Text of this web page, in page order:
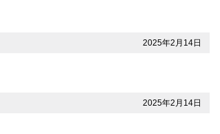
2025年2月14日
2025年2月14日